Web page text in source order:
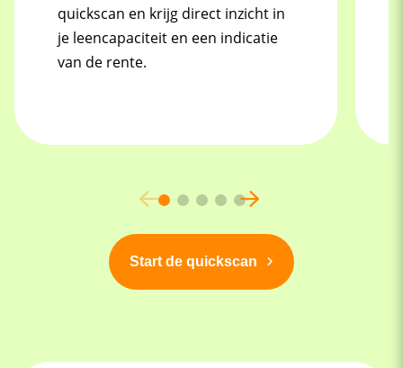
quickscan en krijg direct inzicht in
je leencapaciteit en een indicatie
van de rente.
Start de quickscan